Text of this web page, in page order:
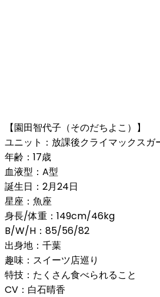
【園田智代子（そのだちよこ）】
ユニット：放課後クライマックスガ
年齢：17歳
血液型：A型
誕生日：2月24日
星座：魚座
身長/体重：149cm/46kg
B/W/H：85/56/82
出身地：千葉
趣味：スイーツ店巡り
特技：たくさん食べられること
CV：白石晴香